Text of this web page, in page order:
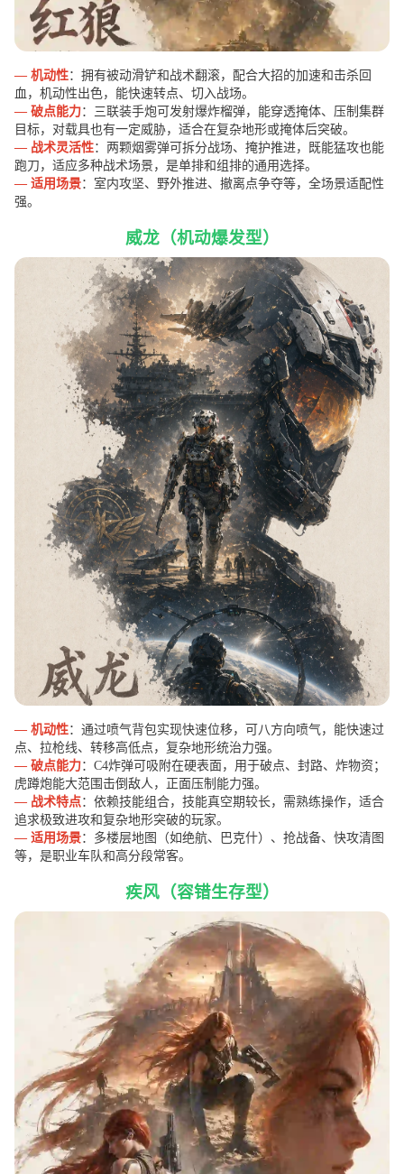
— 机动性：拥有被动滑铲和战术翻滚，配合大招的加速和击杀回
血，机动性出色，能快速转点、切入战场。
— 破点能力：三联装手炮可发射爆炸榴弹，能穿透掩体、压制集群
目标，对载具也有一定威胁，适合在复杂地形或掩体后突破。
— 战术灵活性：两颗烟雾弹可拆分战场、掩护推进，既能猛攻也能
跑刀，适应多种战术场景，是单排和组排的通用选择。
— 适用场景：室内攻坚、野外推进、撤离点争夺等，全场景适配性
强。
威龙（机动爆发型）
— 机动性：通过喷气背包实现快速位移，可八方向喷气，能快速过
点、拉枪线、转移高低点，复杂地形统治力强。
— 破点能力：C4炸弹可吸附在硬表面，用于破点、封路、炸物资；
虎蹲炮能大范围击倒敌人，正面压制能力强。
— 战术特点：依赖技能组合，技能真空期较长，需熟练操作，适合
追求极致进攻和复杂地形突破的玩家。
— 适用场景：多楼层地图（如绝航、巴克什）、抢战备、快攻清图
等，是职业车队和高分段常客。
疾风（容错生存型）